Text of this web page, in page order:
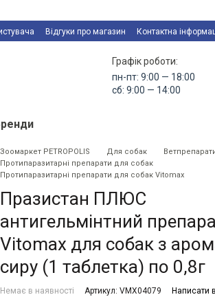
Відгуки про магазин Контактна
Графік роботи:
пн-пт: 9:00 — 18:00
сб: 9:00 — 14:00
Зоомаркет PETROPOLIS Для собак
Протипаразитарні препарати для собак
Протипаразитарні препарати для собак Vitomax
Празистан ПЛЮС
антигельмінтний
Vitomax для собак з
сиру (1 таблетка) по 0,8г
Немає в наявності Артикул: VMX04079 Написати